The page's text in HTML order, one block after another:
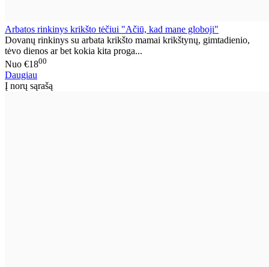
Arbatos rinkinys krikšto tėčiui "Ačiū, kad mane globoji"
Dovanų rinkinys su arbata krikšto mamai krikštynų, gimtadienio,
tėvo dienos ar bet kokia kita proga...
Nuo €1800
Daugiau
Į norų sąrašą